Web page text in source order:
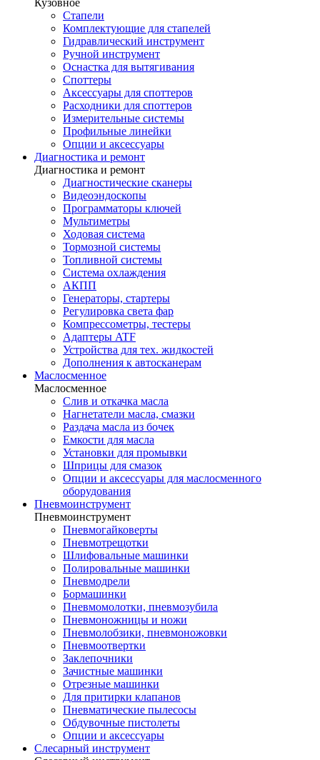
Кузовное
Стапели
Комплектующие для стапелей
Гидравлический инструмент
Ручной инструмент
Оснастка для вытягивания
Споттеры
Аксессуары для споттеров
Расходники для споттеров
Измерительные системы
Профильные линейки
Опции и аксессуары
Диагностика и ремонт
Диагностика и ремонт
Диагностические сканеры
Видеоэндоскопы
Программаторы ключей
Мультиметры
Ходовая система
Тормозной системы
Топливной системы
Система охлаждения
АКПП
Генераторы, стартеры
Регулировка света фар
Компрессометры, тестеры
Адаптеры ATF
Устройства для тех. жидкостей
Дополнения к автосканерам
Маслосменное
Маслосменное
Слив и откачка масла
Нагнетатели масла, смазки
Раздача масла из бочек
Емкости для масла
Установки для промывки
Шприцы для смазок
Опции и аксессуары для маслосменного
оборудования
Пневмоинструмент
Пневмоинструмент
Пневмогайковерты
Пневмотрещотки
Шлифовальные машинки
Полировальные машинки
Пневмодрели
Бормашинки
Пневмомолотки, пневмозубила
Пневмоножницы и ножи
Пневмолобзики, пневмоножовки
Пневмоотвертки
Заклепочники
Зачистные машинки
Отрезные машинки
Для притирки клапанов
Пневматические пылесосы
Обдувочные пистолеты
Опции и аксессуары
Слесарный инструмент